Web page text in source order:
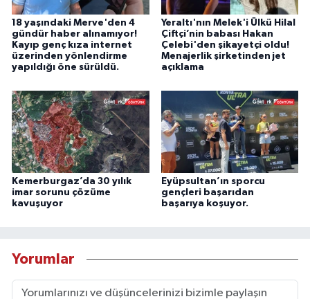
18 yaşındaki Merve'den 4
gündür haber alınamıyor!
Kayıp genç kıza internet
üzerinden yönlendirme
yapıldığı öne sürüldü.
Yeraltı'nın Melek'i Ülkü Hilal
Çiftçi’nin babası Hakan
Çelebi'den şikayetçi oldu!
Menajerlik şirketinden jet
açıklama
Kemerburgaz’da 30 yılık
imar sorunu çözüme
kavuşuyor
Eyüpsultan’ın sporcu
gençleri başarıdan
başarıya koşuyor.
Yorumlar